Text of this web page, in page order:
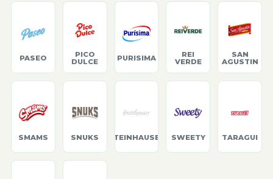
PASEO
PICO
DULCE
PURISIMA
REI
VERDE
SAN
AGUSTIN
SMAMS SNUKS STEINHAUSER SWEETY TARAGUI